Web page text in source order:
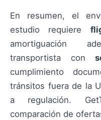
En resumen, el
estudio requiere
amortiguación
transportista con
cumplimiento
tránsitos fuera de la
a regulación.
comparación de